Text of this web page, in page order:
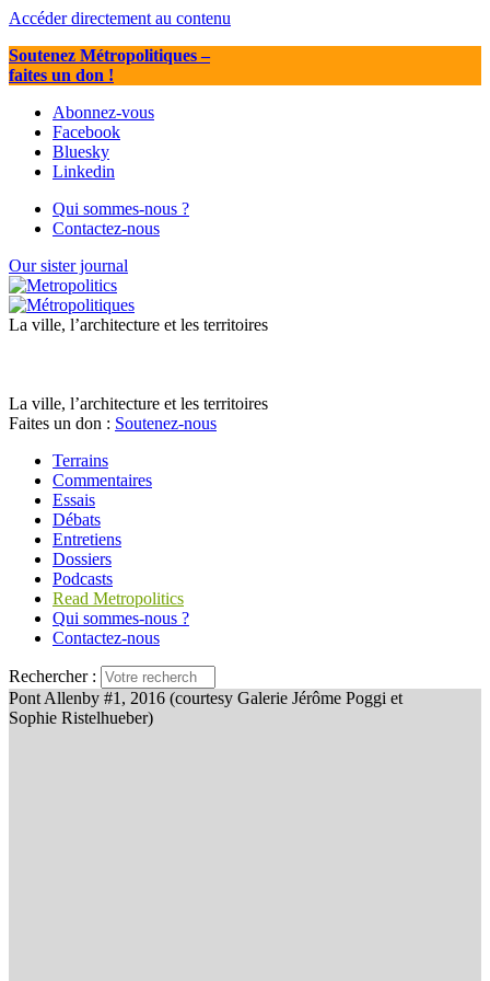
Accéder directement au contenu
Soutenez Métropolitiques–
faites un don !
Abonnez-vous
Facebook
Bluesky
Linkedin
Qui sommes-nous ?
Contactez-nous
Our sister journal
La ville, l’architecture et les territoires
La ville, l’architecture et les territoires
Faites un don : Soutenez-nous
Terrains
Commentaires
Essais
Débats
Entretiens
Dossiers
Podcasts
Read Metropolitics
Qui sommes-nous ?
Contactez-nous
Rechercher :
Pont Allenby #1, 2016 (courtesy Galerie Jérôme Poggi et
Sophie Ristelhueber)